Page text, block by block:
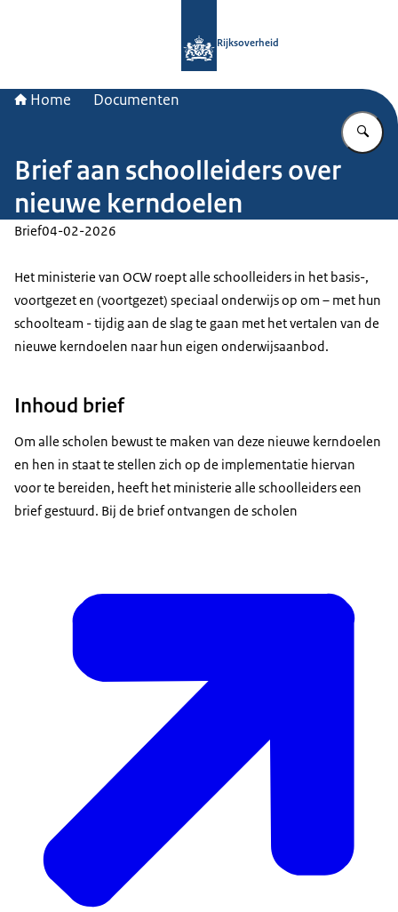
Rijksoverheid
Home Documenten
Brief aan schoolleiders over
nieuwe kerndoelen
Brief04-02-2026
Het ministerie van OCW roept alle schoolleiders in het basis-,
voortgezet en (voortgezet) speciaal onderwijs op om – met hun
schoolteam - tijdig aan de slag te gaan met het vertalen van de
nieuwe kerndoelen naar hun eigen onderwijsaanbod.
Inhoud brief
Om alle scholen bewust te maken van deze nieuwe kerndoelen
en hen in staat te stellen zich op de implementatie hiervan
voor te bereiden, heeft het ministerie alle schoolleiders een
brief gestuurd. Bij de brief ontvangen de scholen